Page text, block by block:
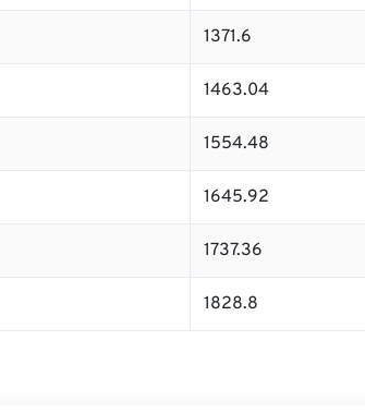
1371.6
1463.04
1554.48
1645.92
1737.36
1828.8